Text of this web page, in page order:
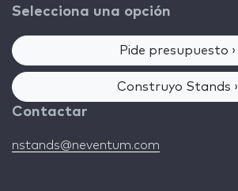
Selecciona una opción
Pide presupuesto ›
Construyo Stands ›
Contactar
nstands@neventum.com